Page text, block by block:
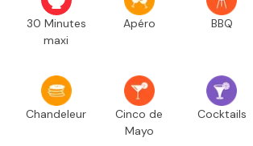
30 Minutes
maxi
Apéro BBQ
Chandeleur
Cinco de
Mayo
Cocktails